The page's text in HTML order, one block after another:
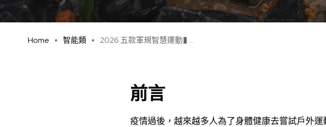
Home 智能類 2026 五款軍規智慧運動� ...
前言
疫情過後，越來越多人為了身體健康去嘗試戶外